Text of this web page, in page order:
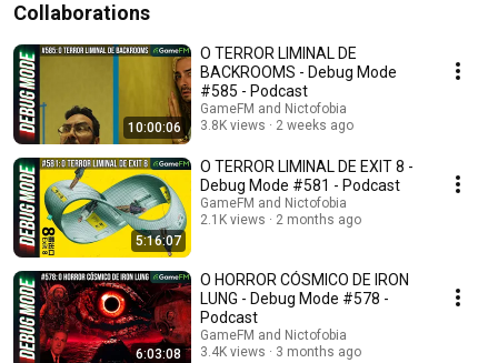
Collaborations
10:00:06
O TERROR LIMINAL DE
BACKROOMS - Debug Mode
#585 - Podcast
GameFM and Nictofobia
3.8K views
2 weeks ago
5:16:07
O TERROR LIMINAL DE EXIT 8 -
Debug Mode #581 - Podcast
GameFM and Nictofobia
2.1K views
2 months ago
6:03:08
O HORROR CÓSMICO DE IRON
LUNG - Debug Mode #578 -
Podcast
GameFM and Nictofobia
3.4K views
3 months ago